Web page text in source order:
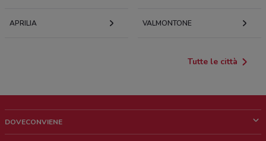
APRILIA VALMONTONE
Tutte le città
DOVECONVIENE